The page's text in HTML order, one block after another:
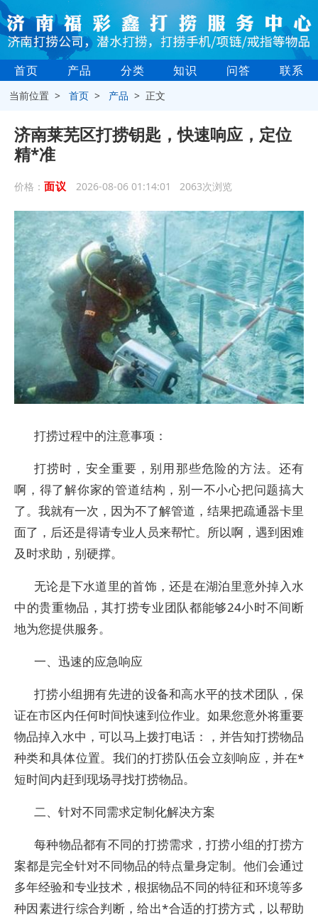
首页 产品 分类 知识 问答 联系
当前位置 >首页 > 产品 > 正文
济南莱芜区打捞钥匙，快速响应，定位
精*准
价格： 面议 2026-08-06 01:14:01 2063次浏览
打捞过程中的注意事项：
打捞时，安全重要，别用那些危险的方法。还有
啊，得了解你家的管道结构，别一不小心把问题搞大
了。我就有一次，因为不了解管道，结果把疏通器卡里
面了，后还是得请专业人员来帮忙。所以啊，遇到困难
及时求助，别硬撑。
无论是下水道里的首饰，还是在湖泊里意外掉入水
中的贵重物品，其打捞专业团队都能够24小时不间断
地为您提供服务。
一、迅速的应急响应
打捞小组拥有先进的设备和高水平的技术团队，保
证在市区内任何时间快速到位作业。如果您意外将重要
物品掉入水中，可以马上拨打电话：，并告知打捞物品
种类和具体位置。我们的打捞队伍会立刻响应，并在*
短时间内赶到现场寻找打捞物品。
二、针对不同需求定制化解决方案
每种物品都有不同的打捞需求，打捞小组的打捞方
案都是完全针对不同物品的特点量身定制。他们会通过
多年经验和专业技术，根据物品不同的特征和环境等多
种因素进行综合判断，给出*合适的打捞方式，以帮助